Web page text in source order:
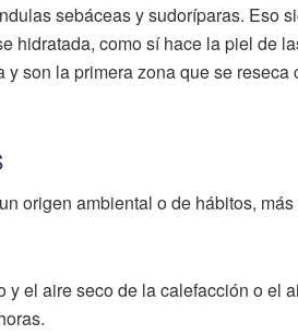
sebáceas y sudoríparas. Eso
hidratada, como sí hace la piel de
son la primera zona que se reseca
origen ambiental o de hábitos,
y el aire seco de la calefacción o el